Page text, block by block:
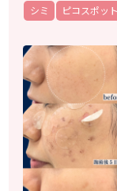
シミ ピコスポット